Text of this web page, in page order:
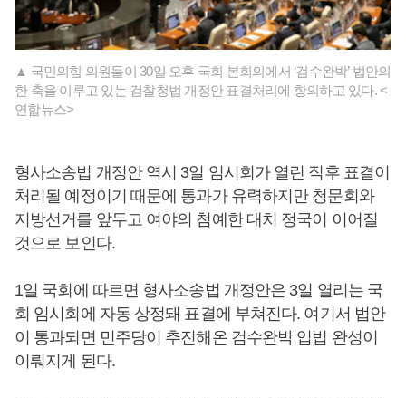
▲ 국민의힘 의원들이 30일 오후 국회 본회의에서 ‘검수완박’ 법안의
한 축을 이루고 있는 검찰청법 개정안 표결처리에 항의하고 있다. <
연합뉴스>
형사소송법 개정안 역시 3일 임시회가 열린 직후 표결이
처리될 예정이기 때문에 통과가 유력하지만 청문회와
지방선거를 앞두고 여야의 첨예한 대치 정국이 이어질
것으로 보인다.
1일 국회에 따르면 형사소송법 개정안은 3일 열리는 국
회 임시회에 자동 상정돼 표결에 부쳐진다. 여기서 법안
이 통과되면 민주당이 추진해온 검수완박 입법 완성이
이뤄지게 된다.